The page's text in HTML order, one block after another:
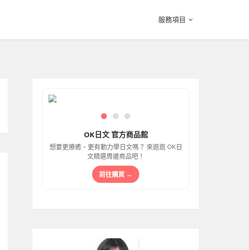
服務項目
OK日文 官方商品館
想要更療癒、更有動力學日文嗎？ 來逛逛 OK日
文精選周邊商品吧！
前往購買 →